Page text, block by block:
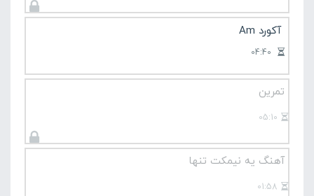
آکورد Am
تمرین
05:10
آهنگ یه نیمکت تنها
01:58